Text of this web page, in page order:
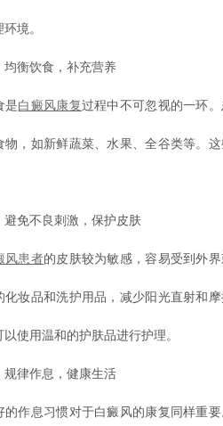
境。
衡饮食，补充营养
白癜风康复过程中不可忽视的一环
物，如新鲜蔬菜、水果、全谷类等。
免不良刺激，保护皮肤
风患者的皮肤较为敏感，容易受到外
化妆品和洗护用品，减少阳光直射和
使用温和的护肤品进行护理。
律作息，健康生活
息习惯对于白癜风的康复同样重要